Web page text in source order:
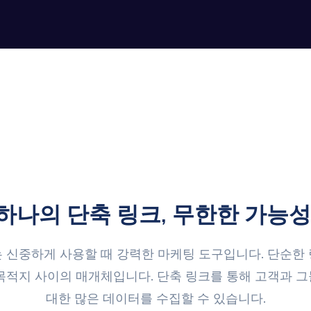
나의 단축 링크, 무한한 가능
신중하게 사용할 때 강력한 마케팅 도구입니다. 단순한
적지 사이의 매개체입니다. 단축 링크를 통해 고객과
대한 많은 데이터를 수집할 수 있습니다.